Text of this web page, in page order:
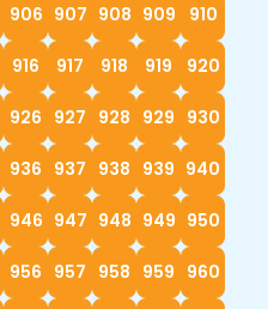
906 907 908 909 910
916 917 918 919 920
926 927 928 929 930
936 937 938 939 940
946 947 948 949 950
956 957 958 959 960